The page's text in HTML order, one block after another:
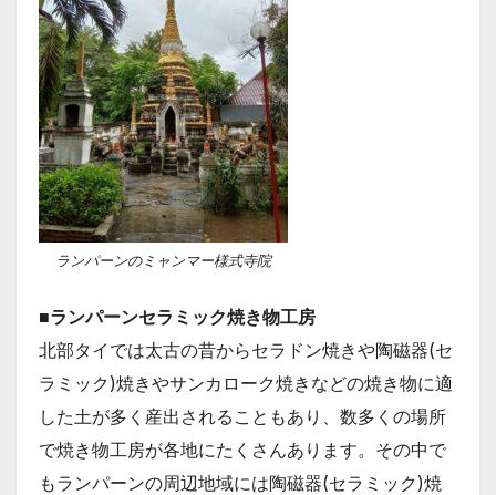
ランパーンのミャンマー様式寺院
■ランパーンセラミック焼き物工房
北部タイでは太古の昔からセラドン焼きや陶磁器(セ
ラミック)焼きやサンカローク焼きなどの焼き物に適
した土が多く産出されることもあり、数多くの場所
で焼き物工房が各地にたくさんあります。その中で
もランパーンの周辺地域には陶磁器(セラミック)焼